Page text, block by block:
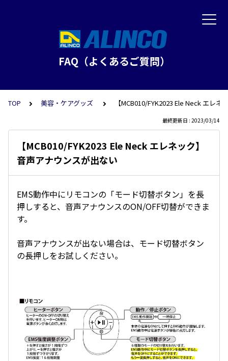
FAQ（よくあるご質問）
TOP 美容・ケアグッズ 【MCB010/FYK2023 Ele Neck エレ
最終更新日 : 2023/03/14
【MCB010/FYK2023 Ele Neck エレネック】
音声アナウンスが出ない
EMS動作中にリモコンの「モード切替ボタン」を長
押しすると、音声アナウンスのON/OFF切替ができま
す。
音声アナウンスが出ない場合は、モード切替ボタン
の長押しをお試しください。